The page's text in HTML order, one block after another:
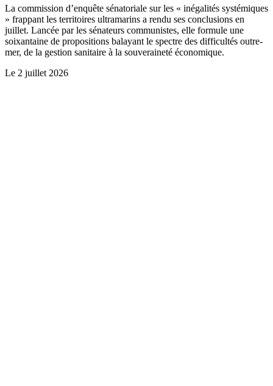
La commission d’enquête sénatoriale sur les « inégalités systémiques
» frappant les territoires ultramarins a rendu ses conclusions en
juillet. Lancée par les sénateurs communistes, elle formule une
soixantaine de propositions balayant le spectre des difficultés outre-
mer, de la gestion sanitaire à la souveraineté économique.
Le 2 juillet 2026